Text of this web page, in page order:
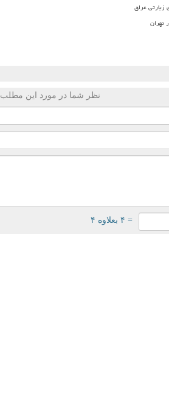
زیارتی عراق
تهران
نظر شما در مورد این مطلب
= ۴ بعلاوه ۴